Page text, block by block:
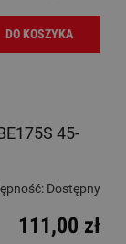
DO KOSZYKA
45-
Dostępny
111,00 zł